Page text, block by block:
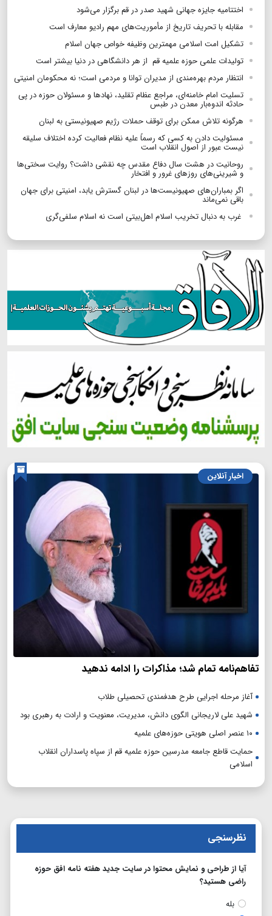
اختتامیه جایزه جهانی شهید صدر در قم برگزار می‌شود
مقابله با تحریف تاریخ از مأموریت‌های مهم رادیو معارف است
تشکیل امت‌ اسلامی مهمترین وظیفه خواص جهان اسلام
تولیدات علمی حوزه علمیه قم از هر دانشگاهی در دنیا بیشتر است
انتظار مردم بهره‌مندی از مدیران توانا و مردمی است؛ نه محکومان امنیتی
تسلیت امام خامنه‌ای، مراجع عظام تقلید، نهادها و مسئولان حوزه در پی
حادثه اندوه‌بار معدن در طبس
هرگونه تلاش ممکن برای توقف حملات رژیم صهیونیستی به لبنان
مسئولیت دادن به کسی که رسماً علیه نظام فعالیت کرده اختلاف سلیقه
نیست عبور از اصول انقلاب است
روحانیت در هشت سال دفاع مقدس چه نقشی داشت؟ روایت سختی‌ها
و شیرینی‌های روزهای غرور و افتخار
اگر بمباران‌های صهیونیست‌ها در لبنان گسترش یابد، امنیتی برای جهان
باقی نمی‌ماند
غرب به دنبال تخریب اسلام اهل‌بیتی‌ است نه اسلام سلفی‌گری
اخبار آنلاین
تفاهم‌نامه تمام شد؛ مذاکرات را ادامه ندهید
آغاز مرحله اجرایی طرح هدفمندی تحصیلی طلاب
شهید علی لاریجانی الگوی دانش، مدیریت، معنویت و ارادت به رهبری بود
۱۰ عنصر اصلی هویتی حوزه‌های علمیه
حمایت قاطع جامعه مدرسین حوزه علمیه قم از سپاه پاسداران انقلاب
اسلامی
نظرسنجی
آیا از طراحی و نمایش محتوا در سایت جدید هفته نامه افق حوزه
راضی هستید؟
بله